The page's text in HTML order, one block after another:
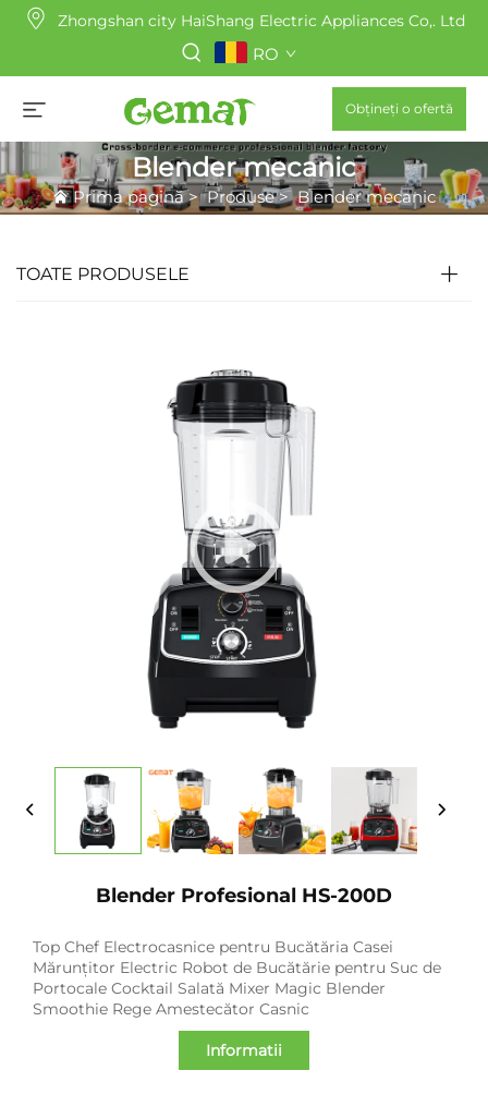
Zhongshan city HaiShang Electric Appliances Co,. Ltd
RO
Obțineți o ofertă
Blender mecanic
Prima pagină>Produse>Blender mecanic
TOATE PRODUSELE
Blender Profesional HS-200D
Top Chef Electrocasnice pentru Bucătăria Casei
Mărunțitor Electric Robot de Bucătărie pentru Suc de
Portocale Cocktail Salată Mixer Magic Blender
Smoothie Rege Amestecător Casnic
Informatii